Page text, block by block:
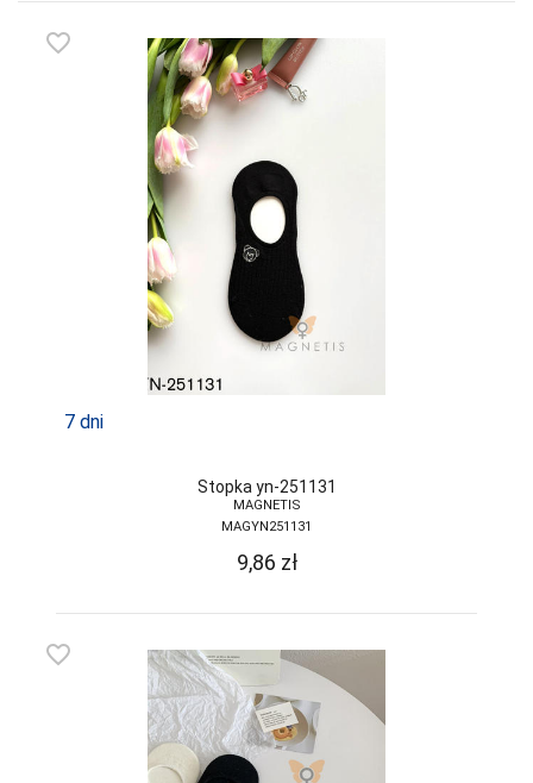
favorite_border
7 dni
Stopka yn-251131
MAGNETIS
MAGYN251131
9,86 zł
favorite_border